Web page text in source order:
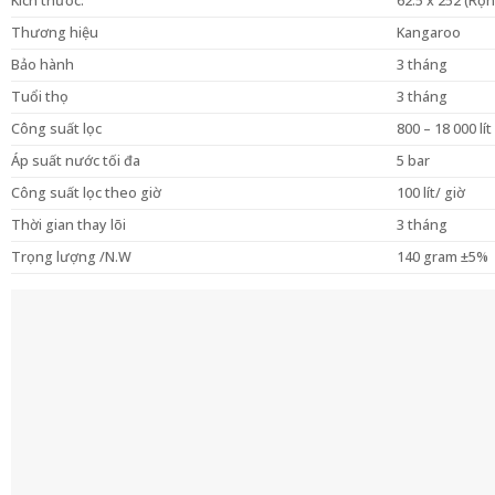
Thương hiệu
Kangaroo
Bảo hành
3 tháng
Tuổi thọ
3 tháng
Công suất lọc
800 – 18 000 lít
Áp suất nước tối đa
5 bar
Công suất lọc theo giờ
100 lít/ giờ
Thời gian thay lõi
3 tháng
Trọng lượng /N.W
140 gram ±5%